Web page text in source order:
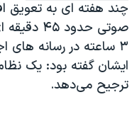
چند هفته ای به تعویق
صوتی
۳ ساعته در رسانه
ایشان گفته بود: یک
ترجیح می‌دهد.